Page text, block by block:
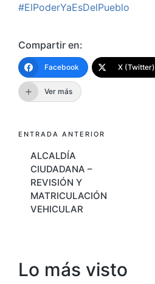
#ElPoderYaEsDelPueblo
Compartir en:
Facebook X (Twitter)
Ver más
Navegación
de
entradas
ENTRADA ANTERIOR
ALCALDÍA
CIUDADANA –
REVISIÓN Y
MATRICULACIÓN
VEHICULAR
Lo más visto